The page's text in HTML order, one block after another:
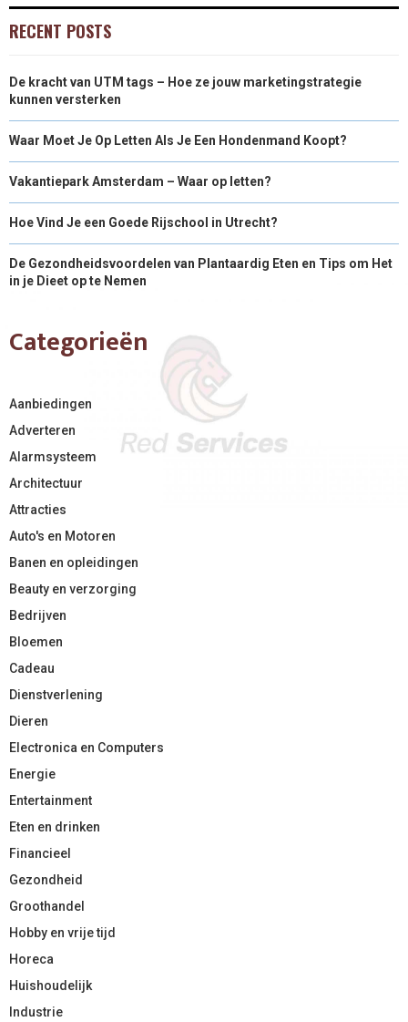
RECENT POSTS
De kracht van UTM tags – Hoe ze jouw marketingstrategie
kunnen versterken
Waar Moet Je Op Letten Als Je Een Hondenmand Koopt?
Vakantiepark Amsterdam – Waar op letten?
Hoe Vind Je een Goede Rijschool in Utrecht?
De Gezondheidsvoordelen van Plantaardig Eten en Tips om Het
in je Dieet op te Nemen
Categorieën
Aanbiedingen
Adverteren
Alarmsysteem
Architectuur
Attracties
Auto's en Motoren
Banen en opleidingen
Beauty en verzorging
Bedrijven
Bloemen
Cadeau
Dienstverlening
Dieren
Electronica en Computers
Energie
Entertainment
Eten en drinken
Financieel
Gezondheid
Groothandel
Hobby en vrije tijd
Horeca
Huishoudelijk
Industrie